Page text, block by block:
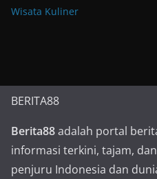
Wisata Kuliner
BERITA88
Berita88adalah portal
informasi terkini, tajam,
penjuru Indonesia dan